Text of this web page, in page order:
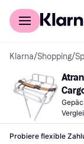
Für Shopper
Klarna/Shopping/
Probiere flexible